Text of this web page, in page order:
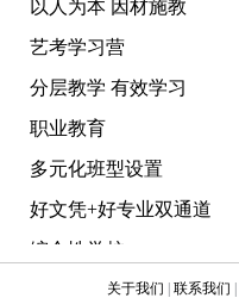
以人为本 因材施教
艺考学习营
分层教学 有效学习
职业教育
多元化班型设置
好文凭+好专业双通道
综合性学校
着力打造具有国际视野
关于我们 联系我们